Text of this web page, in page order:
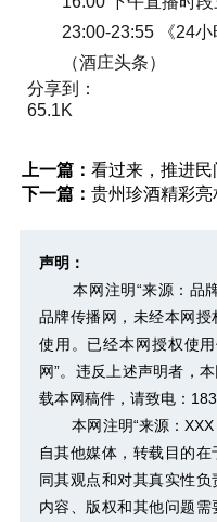
23:00-23:55 《24小
（酒庄头条）
分享到：
65.1K
上一篇： 看过来，推进民
下一篇： 贵州珍酒精彩
声明：
本网注明“来源：品
品牌传播网，未经本网
使用。已经本网授权使
网”。违反上述声明者，
载本网稿件，请致电：
本网注明“来源：
自其他媒体，转载目的
同其观点和对其真实性
内容、版权和其他问题